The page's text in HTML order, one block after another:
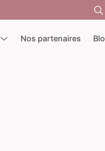
Menu Toggle
Nos partenaires